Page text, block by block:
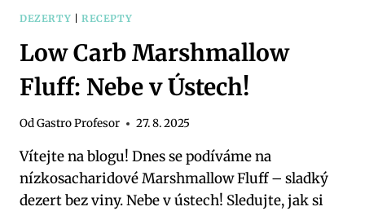
DEZERTY RECEPTY
Low Carb Marshmallow
Fluff: Nebe v Ústech!
OdGastro Profesor 27. 8. 2025
Vítejte na blogu! Dnes se podíváme na
nízkosacharidové Marshmallow Fluff – sladký
dezert bez viny. Nebe v ústech! Sledujte, jak si